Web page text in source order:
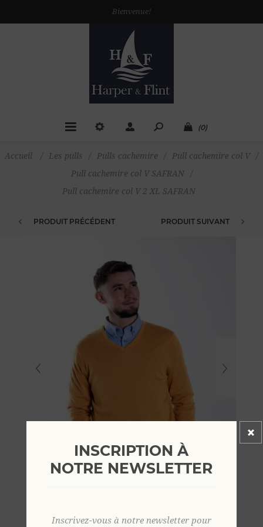
Bienvenue!
(0)
Accueil / Les pulls / Pulls cachemire / Pull cachemire col V
/
Pull cachemire col V SAFRAN
/
Pull cachemire col V 2 XL SAFRAN
PRODUIT PRÉCÉDENT PRODUIT SUIVANT
INSCRIPTION À
NOTRE NEWSLETTER
Inscrivez-vous à notre newsletter pour